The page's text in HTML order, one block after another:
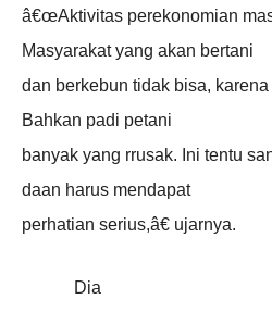
â€œAktivitas perekonomian
Masyarakat yang akan bertani
dan berkebun tidak bisa,
Bahkan padi petani
banyak yang rrusak. Ini tentu
daan harus mendapat
perhatian serius,â€ ujarnya.
Dia